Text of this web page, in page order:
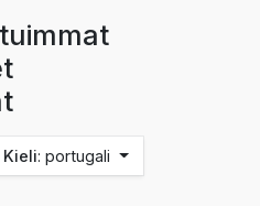
Kieli: portugali